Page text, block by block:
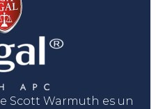
Scott Warmuth es un